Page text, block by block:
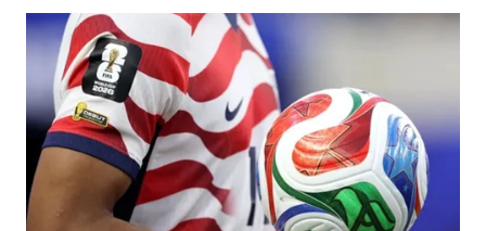
WAHANA
SPORT
WAHANA
UMKM